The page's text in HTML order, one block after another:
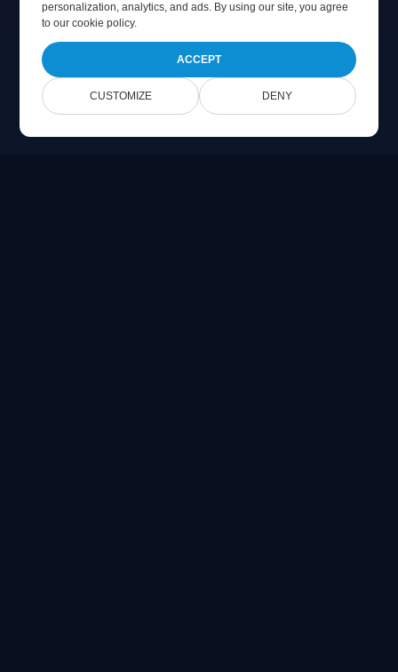
personalization, analytics, and ads. By using our site, you agree
toour cookie policy.
ACCEPT
CUSTOMIZE DENY